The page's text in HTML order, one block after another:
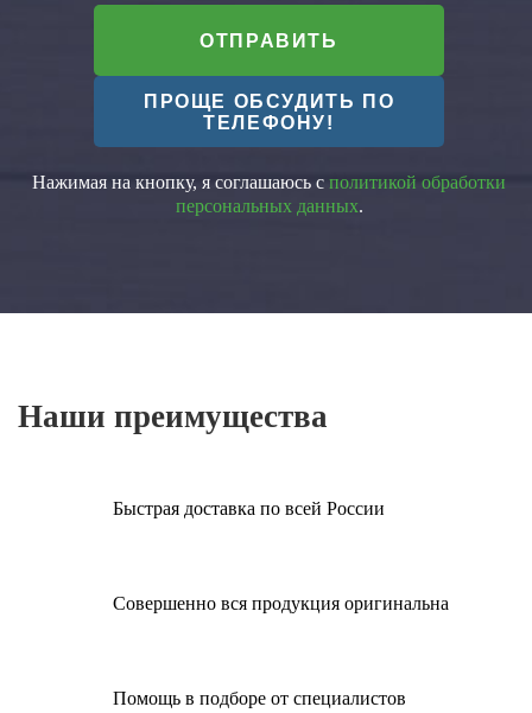
ОТПРАВИТЬ
ПРОЩЕ ОБСУДИТЬ ПО
ТЕЛЕФОНУ!
Нажимая на кнопку, я соглашаюсь с политикой обработки
персональных данных.
Наши преимущества
Быстрая доставка по всей России
Совершенно вся продукция оригинальна
Помощь в подборе от специалистов